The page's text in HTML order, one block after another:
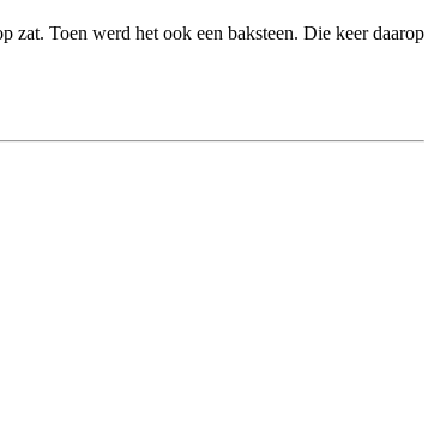
zat. Toen werd het ook een baksteen. Die keer daarop